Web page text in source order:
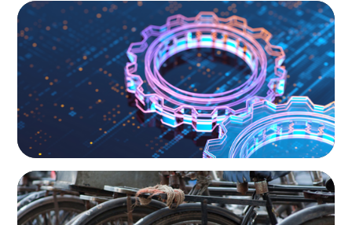
BOYDEN REPORT SERIES
What’s Next for Industry? AI, Transformation,
and the Talent Imperative
BLOG
The Supply Chain Secrets of Mumbai’s
Dabbawalas